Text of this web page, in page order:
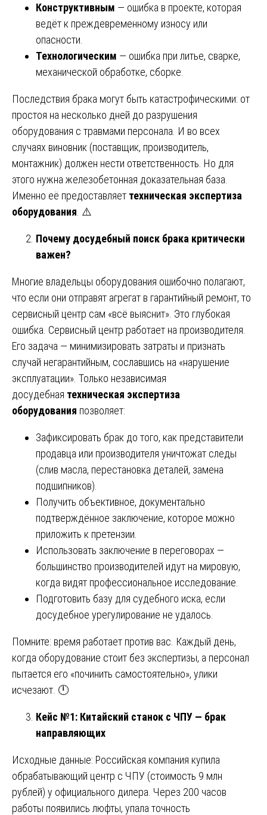
Конструктивным — ошибка в проекте, которая
ведёт к преждевременному износу или
опасности.
Технологическим — ошибка при литье, сварке,
механической обработке, сборке.
Последствия брака могут быть катастрофическими: от
простоя на несколько дней до разрушения
оборудования с травмами персонала. И во всех
случаях виновник (поставщик, производитель,
монтажник) должен нести ответственность. Но для
этого нужна железобетонная доказательная база.
Именно её предоставляет техническая экспертиза
оборудования . ⚠️
Почему досудебный поиск брака критически
важен?
Многие владельцы оборудования ошибочно полагают,
что если они отправят агрегат в гарантийный ремонт, то
сервисный центр сам «всё выяснит». Это глубокая
ошибка. Сервисный центр работает на производителя.
Его задача — минимизировать затраты и признать
случай негарантийным, сославшись на «нарушение
эксплуатации». Только независимая
досудебная техническая экспертиза
оборудования позволяет:
Зафиксировать брак до того, как представители
продавца или производителя уничтожат следы
(слив масла, перестановка деталей, замена
подшипников).
Получить объективное, документально
подтверждённое заключение, которое можно
приложить к претензии.
Использовать заключение в переговорах —
большинство производителей идут на мировую,
когда видят профессиональное исследование.
Подготовить базу для судебного иска, если
досудебное урегулирование не удалось.
Помните: время работает против вас. Каждый день,
когда оборудование стоит без экспертизы, а персонал
пытается его «починить самостоятельно», улики
исчезают. 🕛
Кейс №1: Китайский станок с ЧПУ — брак
направляющих
Исходные данные: Российская компания купила
обрабатывающий центр с ЧПУ (стоимость 9 млн
рублей) у официального дилера. Через 200 часов
работы появились люфты, упала точность